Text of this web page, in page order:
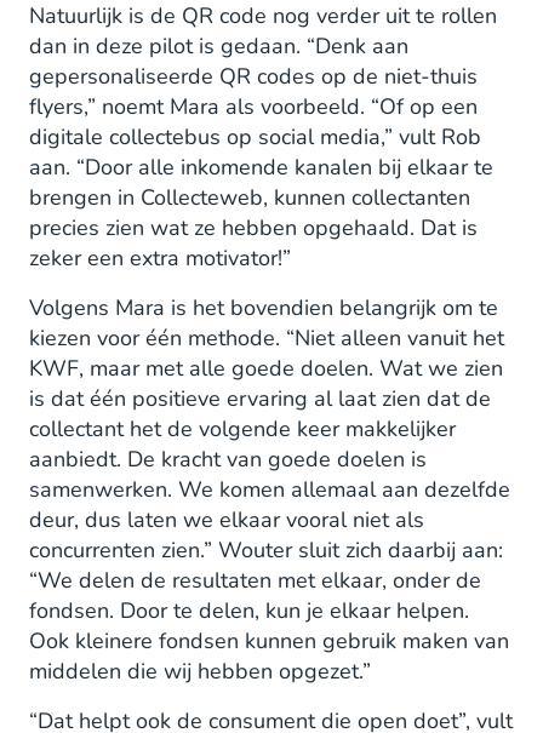
Natuurlijk is de QR code nog verder uit te rollen
dan in deze pilot is gedaan. “Denk aan
gepersonaliseerde QR codes op de niet-thuis
flyers,” noemt Mara als voorbeeld. “Of op een
digitale collectebus op social media,” vult Rob
aan. “Door alle inkomende kanalen bij elkaar te
brengen in Collecteweb, kunnen collectanten
precies zien wat ze hebben opgehaald. Dat is
zeker een extra motivator!”
Volgens Mara is het bovendien belangrijk om te
kiezen voor één methode. “Niet alleen vanuit het
KWF, maar met alle goede doelen. Wat we zien
is dat één positieve ervaring al laat zien dat de
collectant het de volgende keer makkelijker
aanbiedt. De kracht van goede doelen is
samenwerken. We komen allemaal aan dezelfde
deur, dus laten we elkaar vooral niet als
concurrenten zien.” Wouter sluit zich daarbij aan:
“We delen de resultaten met elkaar, onder de
fondsen. Door te delen, kun je elkaar helpen.
Ook kleinere fondsen kunnen gebruik maken van
middelen die wij hebben opgezet.”
“Dat helpt ook de consument die open doet”, vult